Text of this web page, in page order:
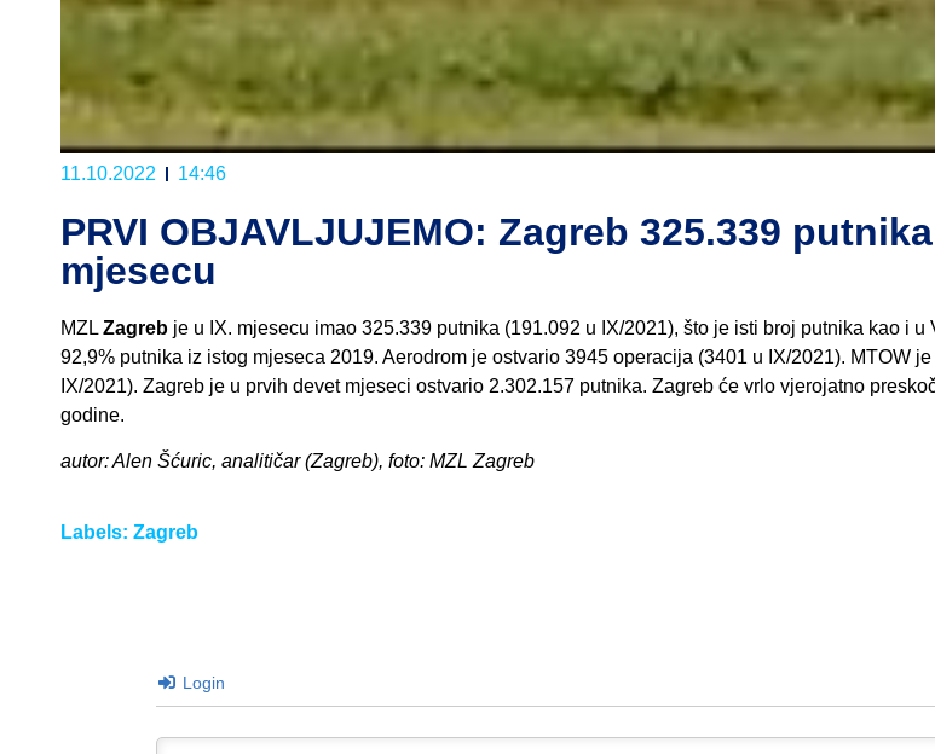
11.10.2022 14:46
PRVI OBJAVLJUJEMO: Zagreb 325.339
mjesecu
MZL Zagreb je u IX. mjesecu imao 325.339 putnika (191.092 u IX/2021), što je isti broj putnika kao i u
92,9% putnika iz istog mjeseca 2019. Aerodrom je ostvario 3945 operacija (3401 u IX/2021). MTOW
IX/2021). Zagreb je u prvih devet mjeseci ostvario 2.302.157 putnika. Zagreb će vrlo vjerojatno
godine.
autor: Alen Šćuric, analitičar (Zagreb), foto: MZL Zagreb
Labels: Zagreb
Login